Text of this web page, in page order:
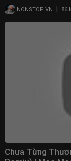
NONSTOP VN 86
Chưa Từng